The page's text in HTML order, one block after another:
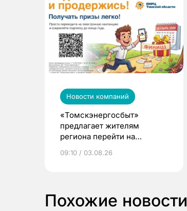
Новости компаний
«Томскэнергосбыт»
предлагает жителям
региона перейти на
выиграть призы
09:10 / 03.08.26
Похожие новости